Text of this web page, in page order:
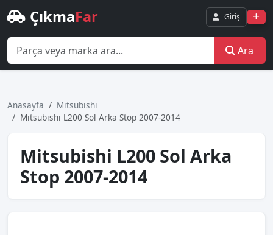
ÇıkmaFar Giriş
Ara
Anasayfa
Mitsubishi
Mitsubishi L200 Sol Arka Stop 2007-2014
Mitsubishi L200 Sol Arka
Stop 2007-2014